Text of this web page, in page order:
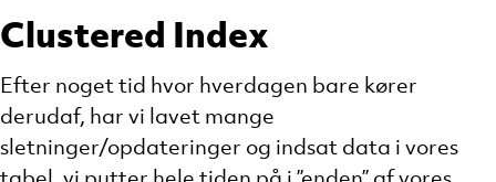
Clustered Index
Efter noget tid hvor hverdagen bare kører
derudaf, har vi lavet mange
sletninger/opdateringer og indsat data i vores